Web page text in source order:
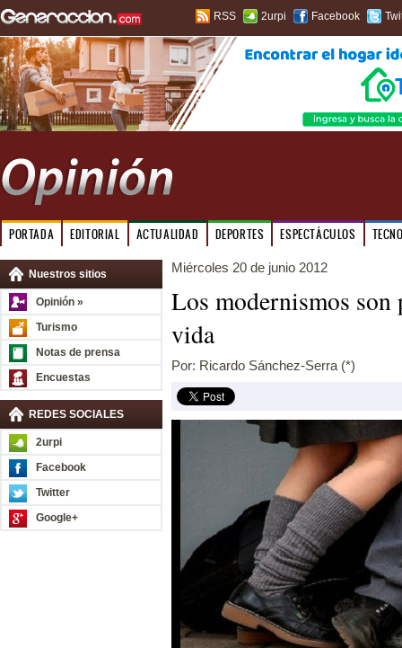
RSS 2urpi Facebook
PORTADA EDITORIAL ACTUALIDAD DEPORTES ESPECTÁCULOS
Nuestros sitios
Opinión »
Turismo
Notas de prensa
Encuestas
REDES SOCIALES
2urpi
Facebook
Twitter
Google+
Miércoles 20 de junio 2012
Los modernismos
vida
Por: Ricardo Sánchez-Serra (*)